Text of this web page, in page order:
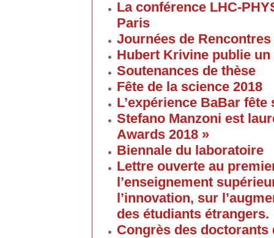
La conférence LHC-
Paris
Journées de
Hubert Krivine publie
Soutenances de thèse
Fête de la science 2018
L’expérience BaBar fête
Stefano Manzoni est
Awards 2018 »
Biennale du laboratoire
Lettre ouverte au
l’enseignement
l’innovation, sur
des étudiants étrangers.
Congrès des doctorants